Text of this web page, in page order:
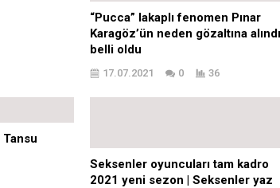
“Pucca” lakaplı fenomen Pınar
Karagöz’ün neden gözaltına
belli oldu
17.07.2021 0 36
Tansu
Seksenler oyuncuları tam kadro
2021 yeni sezon | Seksenler yaz